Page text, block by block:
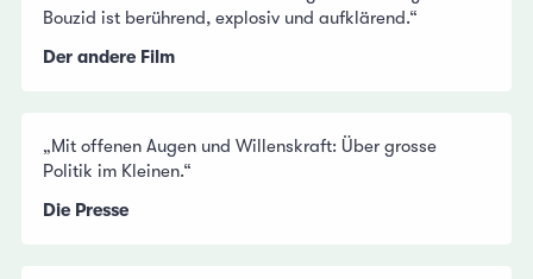
Bouzid ist berührend, explosiv und aufklärend.“
Der andere Film
„Mit offenen Augen und Willenskraft: Über grosse
Politik im Kleinen.“
Die Presse